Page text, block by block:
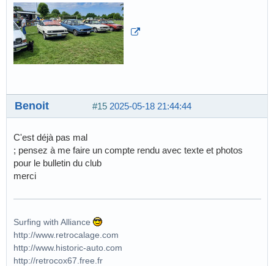
#15 2025-05-18 21:44:44
Benoit
C'est déjà pas mal
; pensez à me faire un compte rendu avec texte et photos
pour le bulletin du club
merci
Surfing with Alliance
http://www.retrocalage.com
http://www.historic-auto.com
http://retrocox67.free.fr